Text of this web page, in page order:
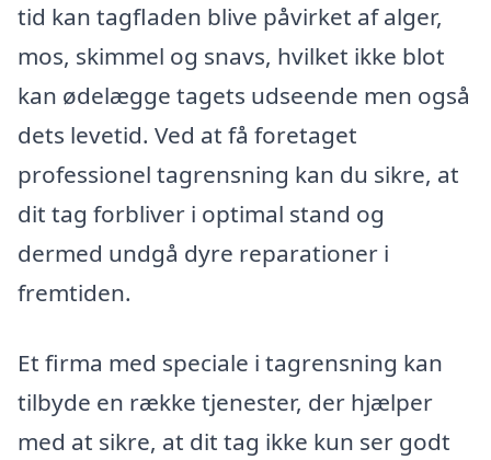
tid kan tagfladen blive påvirket af alger,
mos, skimmel og snavs, hvilket ikke blot
kan ødelægge tagets udseende men også
dets levetid. Ved at få foretaget
professionel tagrensning kan du sikre, at
dit tag forbliver i optimal stand og
dermed undgå dyre reparationer i
fremtiden.
Et firma med speciale i tagrensning kan
tilbyde en række tjenester, der hjælper
med at sikre, at dit tag ikke kun ser godt